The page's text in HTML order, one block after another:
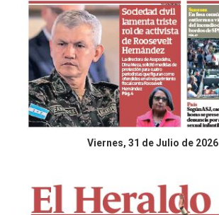
Viernes, 31 de Julio de 2026